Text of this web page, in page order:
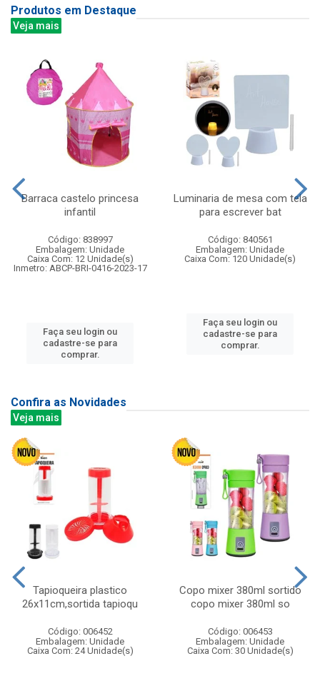
Produtos em Destaque
Veja mais
Barraca castelo princesa
infantil
Código: 838997
Embalagem: Unidade
Caixa Com: 12 Unidade(s)
Inmetro: ABCP-BRI-0416-2023-17
Faça seu login ou
cadastre-se para
comprar.
Luminaria de mesa com tela
para escrever bat
Código: 840561
Embalagem: Unidade
Caixa Com: 120 Unidade(s)
Faça seu login ou
cadastre-se para
comprar.
Confira as Novidades
Veja mais
Tapioqueira plastico
26x11cm,sortida tapioqu
Código: 006452
Embalagem: Unidade
Caixa Com: 24 Unidade(s)
Copo mixer 380ml sortido
copo mixer 380ml so
Código: 006453
Embalagem: Unidade
Caixa Com: 30 Unidade(s)